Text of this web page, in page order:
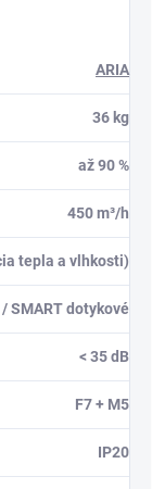
ARIA
36 kg
až 90 %
450 m³/h
tepla a vlhkosti)
SMART dotykové
< 35 dB
F7 + M5
IP20